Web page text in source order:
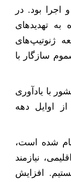
بود. در
به تهدیدهای
ژنوتیپ‌های
سازگار با
با یادآوری
اوایل دهه
شده است،
نیازمند
افزایش